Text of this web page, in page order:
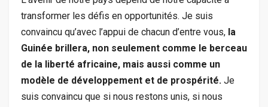
transformer les défis en opportunités. Je suis
convaincu qu’avec l’appui de chacun d’entre vous, la
Guinée brillera, non seulement comme le berceau
de la liberté africaine, mais aussi comme un
modèle de développement et de prospérité. Je
suis convaincu que si nous restons unis, si nous